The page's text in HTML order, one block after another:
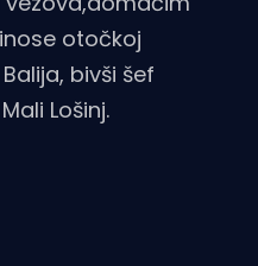
otočkoj
bivši šef
Lošinj.